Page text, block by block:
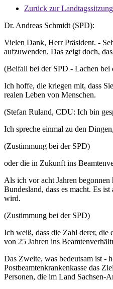
Zurück zur Landtagssitzung
Dr. Andreas Schmidt (SPD):
Vielen Dank, Herr Präsident. -
aufzuwenden. Das zeigt doch,
(Beifall bei der SPD - Lachen
Ich hoffe, die kriegen mit, dass
realen Leben von Menschen.
(Stefan Ruland, CDU: Ich bin
Ich spreche einmal zu den
(Zustimmung bei der SPD)
oder die in Zukunft ins
Als ich vor acht Jahren
Bundesland, dass es macht. Es
wird.
(Zustimmung bei der SPD)
Ich weiß, dass die Zahl derer, die
von 25 Jahren ins
Das Zweite, was bedeutsam ist -
Postbeamtenkrankenkasse das
Personen, die im Land Sachsen-